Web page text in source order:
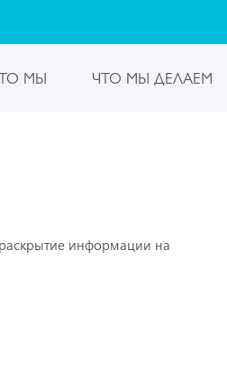
МЫ ЧТО МЫ ДЕЛАЕМ
информации на